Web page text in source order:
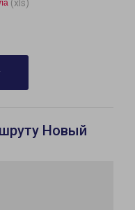
(xls)
Новый